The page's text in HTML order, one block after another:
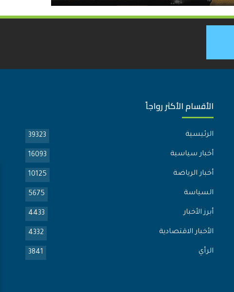
الأقسام الأكثر رواجاً
الرئيسية 39323
أخبار سياسية 16093
أخبار الرياضة 10125
السياسة 5675
أبرز الأخبار 4433
الأخبار الاقتصادية 4332
الرأي 3841